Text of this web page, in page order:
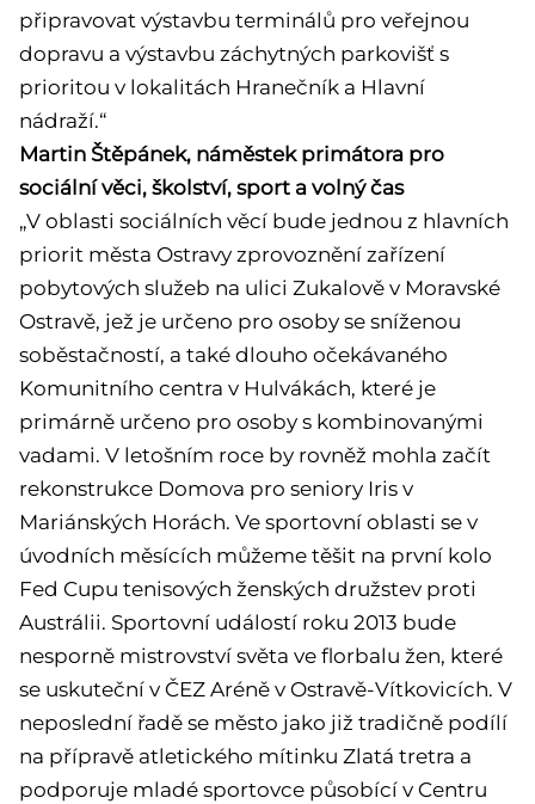
připravovat výstavbu terminálů pro veřejnou
dopravu a výstavbu záchytných parkovišť s
prioritou v lokalitách Hranečník a Hlavní
nádraží.“
Martin Štěpánek, náměstek primátora pro
sociální věci, školství, sport a volný čas
„V oblasti sociálních věcí bude jednou z hlavních
priorit města Ostravy zprovoznění zařízení
pobytových služeb na ulici Zukalově v Moravské
Ostravě, jež je určeno pro osoby se sníženou
soběstačností, a také dlouho očekávaného
Komunitního centra v Hulvákách, které je
primárně určeno pro osoby s kombinovanými
vadami. V letošním roce by rovněž mohla začít
rekonstrukce Domova pro seniory Iris v
Mariánských Horách. Ve sportovní oblasti se v
úvodních měsících můžeme těšit na první kolo
Fed Cupu tenisových ženských družstev proti
Austrálii. Sportovní událostí roku 2013 bude
nesporně mistrovství světa ve florbalu žen, které
se uskuteční v ČEZ Aréně v Ostravě-Vítkovicích. V
neposlední řadě se město jako již tradičně podílí
na přípravě atletického mítinku Zlatá tretra a
podporuje mladé sportovce působící v Centru